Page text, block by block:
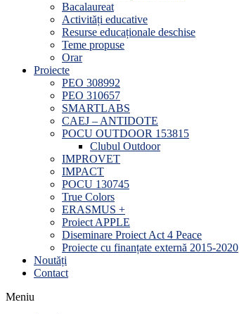
Bacalaureat
Activități educative
Resurse educaționale deschise
Teme propuse
Orar
Proiecte
PEO 308992
PEO 310657
SMARTLABS
CAEJ – ANTIDOTE
POCU OUTDOOR 153815
Clubul Outdoor
IMPROVET
IMPACT
POCU 130745
True Colors
ERASMUS +
Proiect APPLE
Diseminare Proiect Act 4 Peace
Proiecte cu finanțate externă 2015-2020
Noutăți
Contact
Meniu